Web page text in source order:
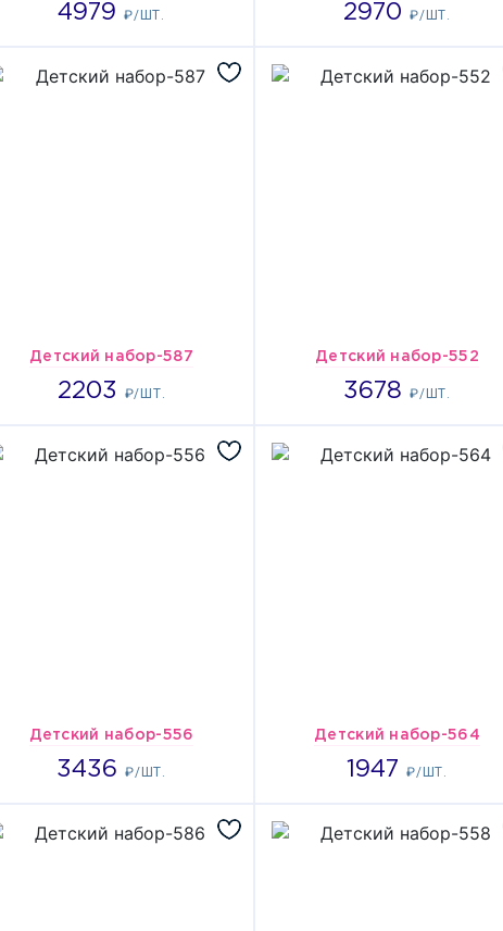
4979₽/ШТ. 2970₽/ШТ.
Детский набор-587
2203 ₽/ШТ.
2203 Детский набор-552
3678₽/ШТ.
3678
Детский набор-556
3436₽/ШТ.
3436 Детский набор-564
1947₽/ШТ.
1947